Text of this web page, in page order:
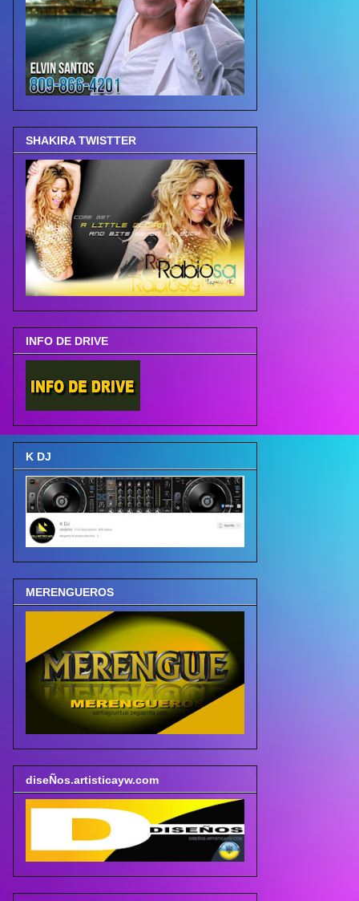
SHAKIRA TWISTTER
INFO DE DRIVE
K DJ
MERENGUEROS
diseÑos.artisticayw.com